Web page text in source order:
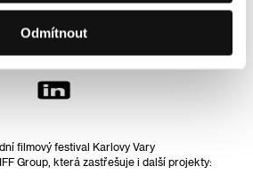
Odmítnout
filmový festival Karlovy Vary
Group, která zastřešuje i další projekty: